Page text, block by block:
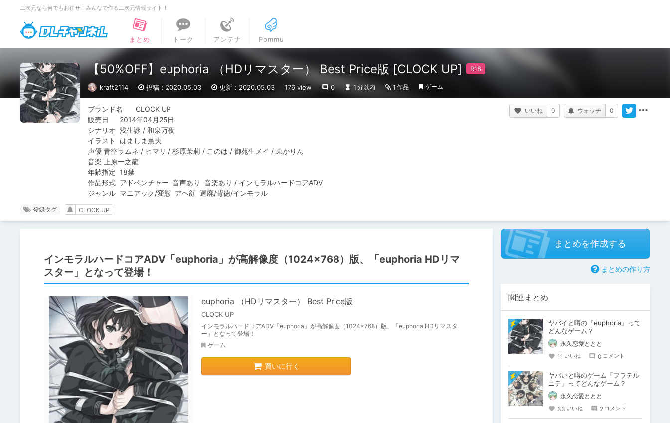
二次元なら何でもお任せ！みんなで作る二次元情報サイト！
DLチャンネル
まとめ
トーク アンテナ Pommu
【50%OFF】euphoria （HDリマスター） Best Price版 [CLOCK UP]
kraft2114 投稿：2020.05.03 更新：2020.05.03 176 view 0 1 分以内 1 作品 ゲーム
ブランド名	CLOCK UP
販売日	2014年04月25日
シナリオ	浅生詠 / 和泉万夜
イラスト	はましま薫夫
声優	青空ラムネ / ヒマリ / 杉原茉莉 / このは / 御苑生メイ / 東かりん
音楽	上原一之龍
年齢指定	18禁
作品形式	アドベンチャー  音声あり  音楽あり / インモラルハードコアADV
ジャンル  マニアック/変態  アヘ顔  退廃/背徳/インモラル
いいね 0 ウォッチ 0
登録タグ CLOCK UP
インモラルハードコアADV「euphoria」が高解像度（1024×768）版、「euphoria HDリマ
スター」となって登場！
euphoria （HDリマスター） Best Price版
CLOCK UP
インモラルハードコアADV「euphoria」が高解像度（1024×768）版、「euphoria HDリマスタ
ー」となって登場！
ゲーム
買いに行く
まとめを作成する
まとめの作り方
関連まとめ
ヤバイと噂の『euphoria』って
どんなゲーム？
永久恋愛ととと
11 いいね 0 コメント
ヤバいと噂のゲーム「フラテル
ニテ」ってどんなゲーム？
永久恋愛ととと
33 いいね 2 コメント